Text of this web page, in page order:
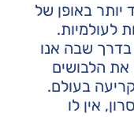
יותר באופן של
לעולמיות.
בדרך שבה אנו
את הלבושים
בעולם.
אין לו